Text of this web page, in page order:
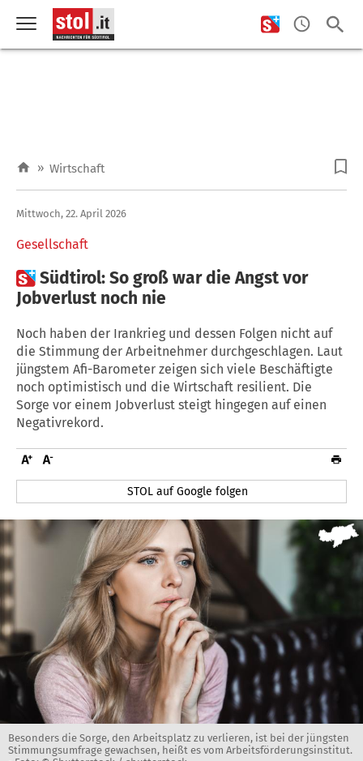
» Wirtschaft
Gesellschaft
Mittwoch, 22. April 2026
Südtirol: So groß war die Angst vor
Jobverlust noch nie
Noch haben der Irankrieg und dessen Folgen nicht auf
die Stimmung der Arbeitnehmer durchgeschlagen. Laut
jüngstem Afi-Barometer zeigen sich viele Beschäftigte
noch optimistisch und die Wirtschaft resilient. Die
Sorge vor einem Jobverlust steigt hingegen auf einen
Negativrekord.
STOL auf Google folgen
Besonders die Sorge, den Arbeitsplatz zu verlieren, ist bei der jüngsten
Stimmungsumfrage gewachsen, heißt es vom Arbeitsförderungsinstitut.